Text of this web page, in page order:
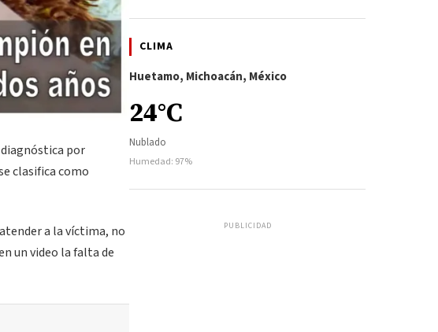
por
clasifica como
a la víctima, no
un video la falta de
CLIMA
Huetamo, Michoacán, México
24°C
Nublado
Humedad: 97%
PUBLICIDAD